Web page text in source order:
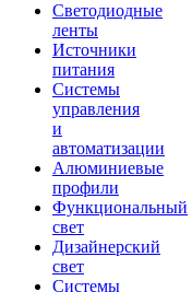
Светодиодные
ленты
Источники
питания
Системы
управления
и
автоматизации
Алюминиевые
профили
Функциональный
свет
Дизайнерский
свет
Системы